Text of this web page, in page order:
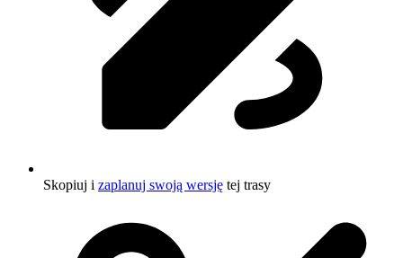
Skopiuj i zaplanuj swoją wersję tej trasy